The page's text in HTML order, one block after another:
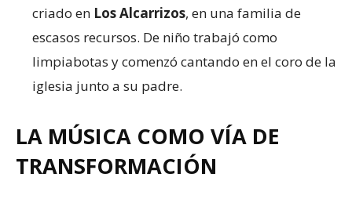
criado en Los Alcarrizos, en una familia de
escasos recursos. De niño trabajó como
limpiabotas y comenzó cantando en el coro de la
iglesia junto a su padre.
LA MÚSICA COMO VÍA DE
TRANSFORMACIÓN